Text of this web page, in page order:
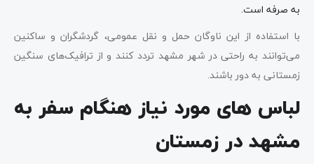
به صرفه است.
با استفاده از این ناوگان حمل و نقل عمومی، گردشگران و ساکنین
می‌توانند به راحتی در شهر مشهد تردد کنند و از ترافیک‌های سنگین
زمستانی به دور باشند.
لباس های مورد نیاز هنگام سفر به
مشهد در زمستان